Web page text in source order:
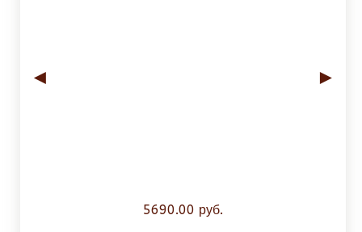
◄ ►
5690.00 руб.